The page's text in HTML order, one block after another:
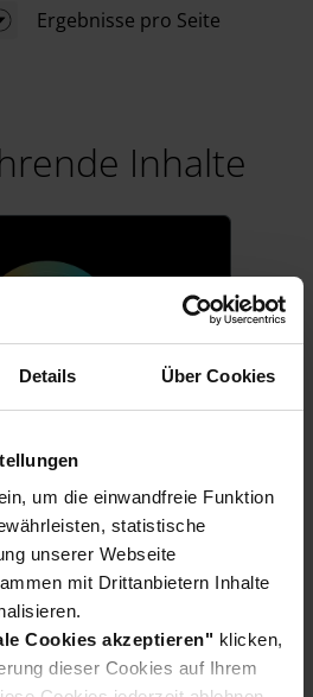
Details Über Cookies
um die einwandfreie Funktion
statistische
unserer Webseite
mit Drittanbietern Inhalte
Cookies akzeptieren" klicken,
dieser Cookies auf Ihrem
Ergebnisse pro Seite
Inhalte
& duales
2027
Schulabschluss
durchstarten?
aus:
Ausbildung,